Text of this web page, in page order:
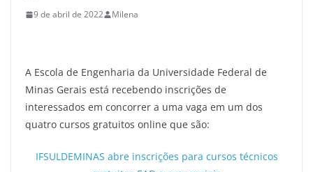
9 de abril de 2022 Milena
A Escola de Engenharia da Universidade Federal de
Minas Gerais está recebendo inscrições de
interessados em concorrer a uma vaga em um dos
quatro cursos gratuitos online que são:
IFSULDEMINAS abre inscrições para cursos técnicos